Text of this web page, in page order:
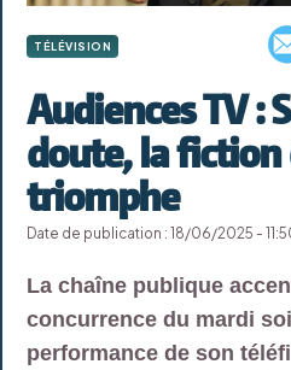
TÉLÉVISION
Audiences TV :
doute, la fiction
triomphe
Date de publication : 18/06/2025 -
La chaîne publique
concurrence du mardi
performance de son